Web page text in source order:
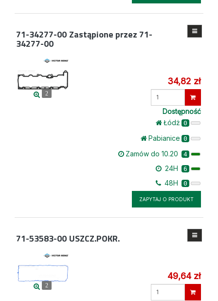
71-34277-00 Zastąpione przez 71-
34277-00
2
34,82 zł
Wprowadź
Dostępność
Łódż 0
Pabianice 0
Zamów do 10.20 4
24H 6
48H 0
ZAPYTAJ O PRODUKT
71-53583-00 USZCZ.POKR.
2
49,64 zł
Wprowadź